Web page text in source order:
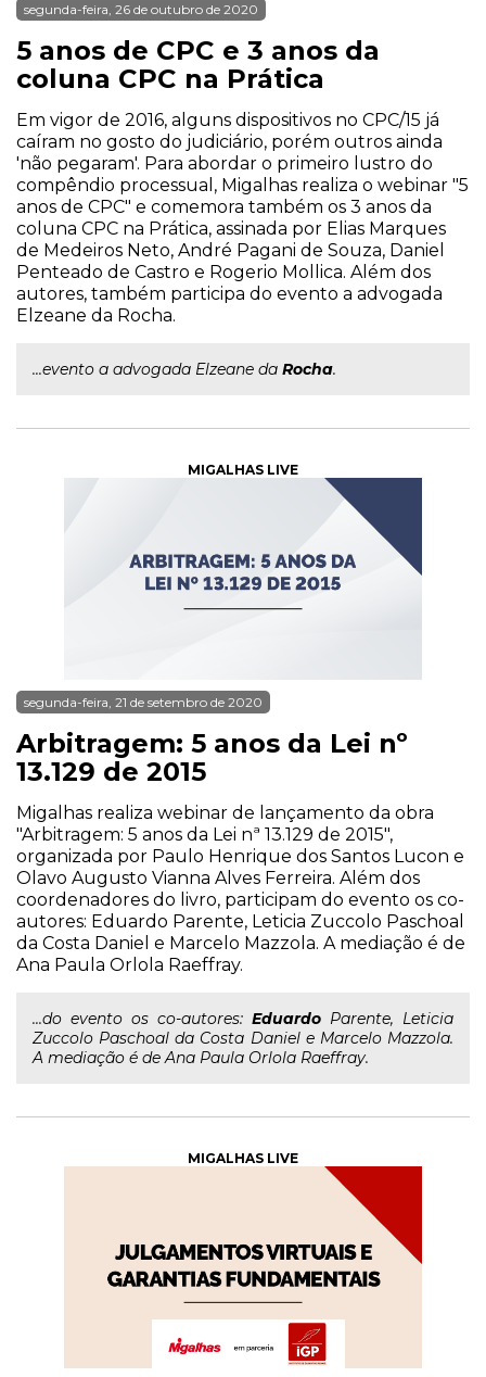
segunda-feira, 26 de outubro de 2020
5 anos de CPC e 3 anos da
coluna CPC na Prática
Em vigor de 2016, alguns dispositivos no CPC/15 já
caíram no gosto do judiciário, porém outros ainda
'não pegaram'. Para abordar o primeiro lustro do
compêndio processual, Migalhas realiza o webinar "5
anos de CPC" e comemora também os 3 anos da
coluna CPC na Prática, assinada por Elias Marques
de Medeiros Neto, André Pagani de Souza, Daniel
Penteado de Castro e Rogerio Mollica. Além dos
autores, também participa do evento a advogada
Elzeane da Rocha.
...evento a advogada Elzeane da Rocha.
MIGALHAS LIVE
segunda-feira, 21 de setembro de 2020
Arbitragem: 5 anos da Lei nº
13.129 de 2015
Migalhas realiza webinar de lançamento da obra
"Arbitragem: 5 anos da Lei nª 13.129 de 2015",
organizada por Paulo Henrique dos Santos Lucon e
Olavo Augusto Vianna Alves Ferreira. Além dos
coordenadores do livro, participam do evento os co-
autores: Eduardo Parente, Leticia Zuccolo Paschoal
da Costa Daniel e Marcelo Mazzola. A mediação é de
Ana Paula Orlola Raeffray.
...do evento os co-autores: Eduardo Parente, Leticia
Zuccolo Paschoal da Costa Daniel e Marcelo Mazzola.
A mediação é de Ana Paula Orlola Raeffray.
MIGALHAS LIVE